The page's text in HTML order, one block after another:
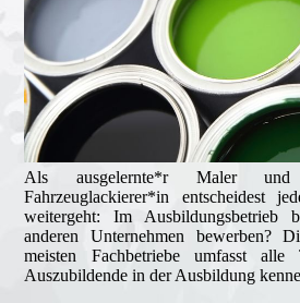
Als ausgelernte*r Maler
Fahrzeuglackierer*in entscheidest
weitergeht: Im Ausbildungsbetrieb
anderen Unternehmen bewerben?
meisten Fachbetriebe umfasst alle
Auszubildende in der Ausbildung